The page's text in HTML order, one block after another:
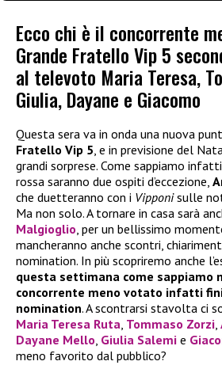
Ecco chi è il concorrente
Grande Fratello Vip 5
al televoto Maria Teresa,
Giulia, Dayane e Giacomo
Questa sera va in onda una nuova
Fratello Vip 5, e in previsione del
grandi sorprese. Come sappiamo
rossa saranno due ospiti d’eccezione,
che duetteranno con i Vipponisulle
Ma non solo. A tornare in casa sarà
Malgioglio, per un bellissimo
mancheranno anche scontri,
nomination. In più scopriremo anche
questa settimana come sappiamo
concorrente meno votato infatti
nomination. A scontrarsi stavolta ci
Maria Teresa Ruta, Tommaso Zorzi,
Dayane Mello, Giulia Salemi e
meno favorito dal pubblico?